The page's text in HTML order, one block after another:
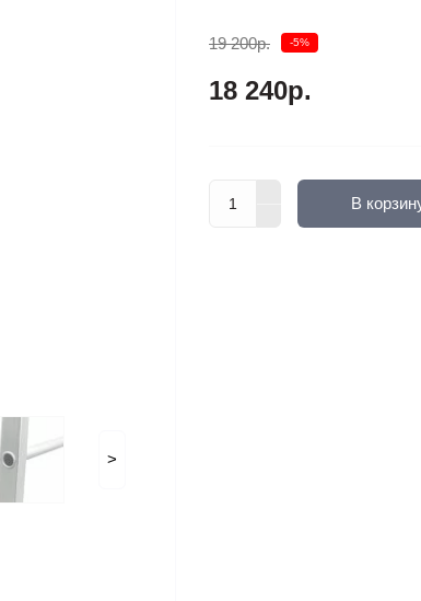
>
19 200р. -5%
18 240р.
В